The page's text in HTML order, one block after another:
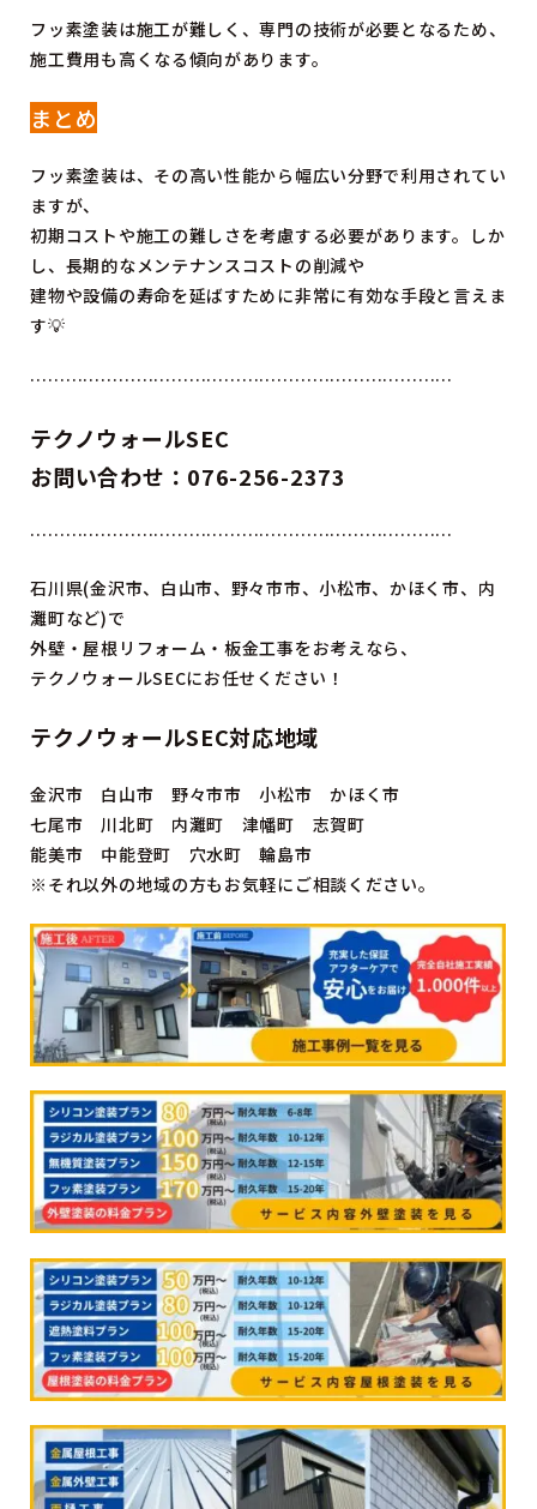
フッ素塗装は施工が難しく、専門の技術が必要となるため、
施工費用も高くなる傾向があります。
まとめ
フッ素塗装は、その高い性能から幅広い分野で利用されてい
ますが、
初期コストや施工の難しさを考慮する必要があります。しか
し、長期的なメンテナンスコストの削減や
建物や設備の寿命を延ばすために非常に有効な手段と言えま
す💡
………………………………………………………………
テクノウォールSEC
お問い合わせ：076-256-2373
………………………………………………………………
石川県(金沢市、白山市、野々市市、小松市、かほく市、内
灘町など)で
外壁・屋根リフォーム・板金工事をお考えなら、
テクノウォールSECにお任せください！
テクノウォールSEC対応地域
金沢市 白山市 野々市市 小松市 かほく市
七尾市 川北町 内灘町 津幡町 志賀町
能美市 中能登町 穴水町 輪島市
※それ以外の地域の方もお気軽にご相談ください。